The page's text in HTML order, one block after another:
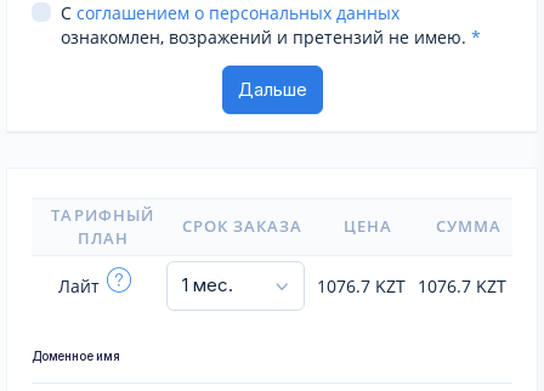
С соглашением о персональных данных
ознакомлен, возражений и претензий не имею. *
ТАРИФНЫЙ
ПЛАН
СРОК ЗАКАЗА ЦЕНА СУММА
Лайт 1076.7 KZT 1076.7 KZT
Доменное имя